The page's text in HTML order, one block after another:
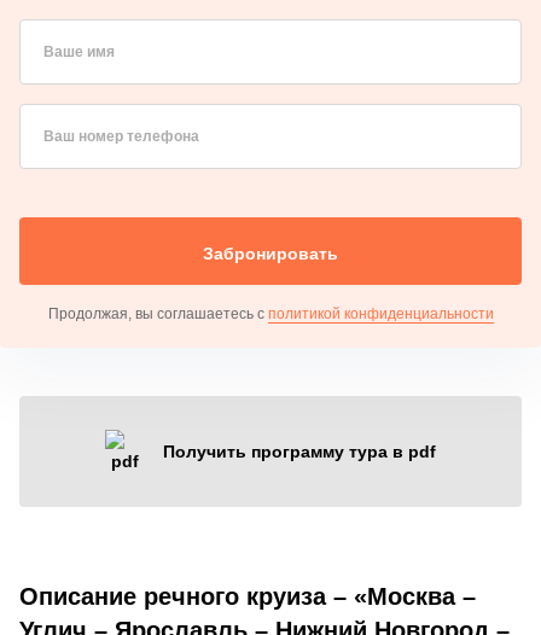
Ваше имя
Ваш номер телефона
Забронировать
Продолжая, вы соглашаетесь с политикой конфиденциальности
Получить программу тура в pdf
Описание речного круиза – «Москва –